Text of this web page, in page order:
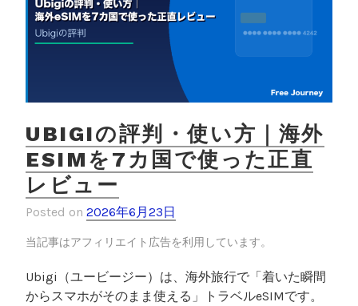
？
i
g
a
f
f
っ
た
体
験
UBIGIの評判・使い方｜海外
ESIMを7カ国で使った正直
レビュー
Posted on 2026年6月23日
当記事はアフィリエイト広告を利用しています。
Ubigi（ユービージー）は、海外旅行で「着いた瞬間
からスマホがそのまま使える」トラベルeSIMです。